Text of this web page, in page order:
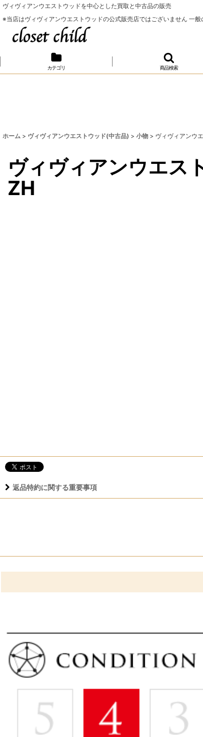
ヴィヴィアンウエストウッドを中心とした買取と中古品の販売
※当店はヴィヴィアンウエストウッドの公式販売店ではございません 一
カテゴリ 商品検索
ホーム > ヴィヴィアンウエストウッド(中古品) > 小物 > ヴィヴィアンウ
ヴィヴィアンウエ
ZH
返品特約に関する重要事項